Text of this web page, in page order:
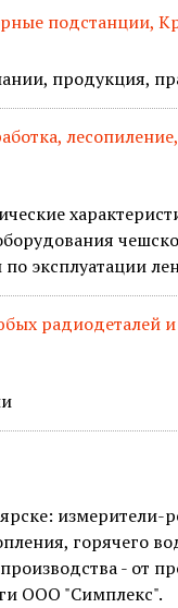
подстанции,
продукция,
эксплуатации
радиодеталей
измерители-
горячего
- от
ООО "Симплекс".